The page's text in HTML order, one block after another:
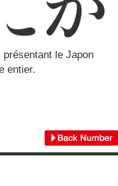
le Japon
entier.